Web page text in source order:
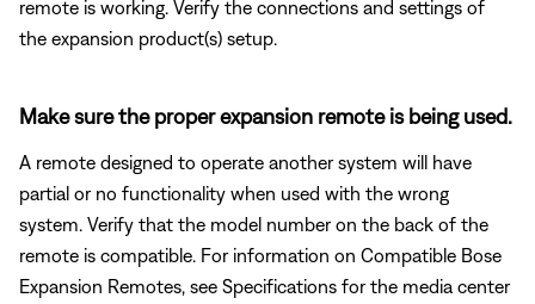
remote is working. Verify the connections and settings of
the expansion product(s) setup.
Make sure the proper expansion remote is being used.
A remote designed to operate another system will have
partial or no functionality when used with the wrong
system. Verify that the model number on the back of the
remote is compatible. For information on Compatible Bose
Expansion Remotes, see Specifications for the media center